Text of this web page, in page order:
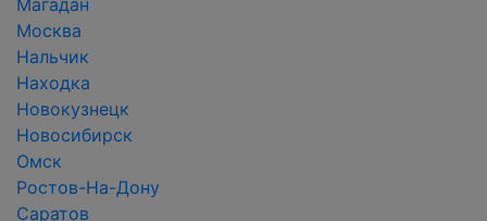
Магадан
Москва
Нальчик
Находка
Новокузнецк
Новосибирск
Омск
Ростов-На-Дону
Саратов